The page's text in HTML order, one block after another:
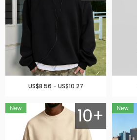
US$8.56 - US$10.27
10+